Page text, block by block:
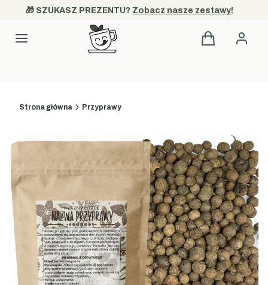
🎁 SZUKASZ PREZENTU? Zobacz nasze zestawy!
Kategorie Produkty w
Strona główna Przyprawy